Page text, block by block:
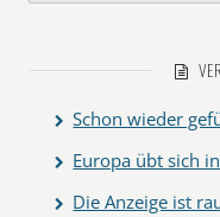
Schon wieder
Europa übt sich
Die Anzeige ist